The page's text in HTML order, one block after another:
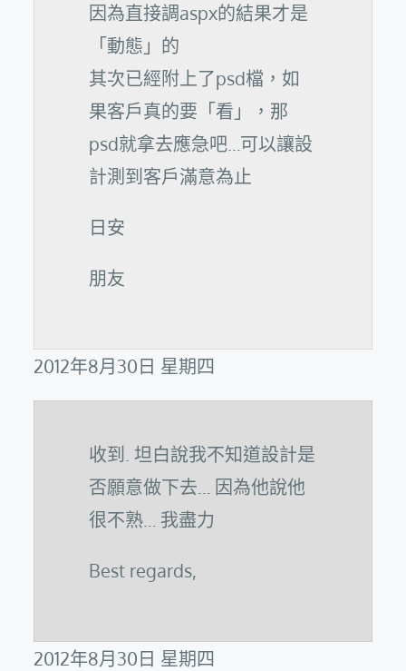
因為直接調aspx的結果才是
「動態」的
其次已經附上了psd檔，如
果客戶真的要「看」，那
psd就拿去應急吧…可以讓設
計測到客戶滿意為止
日安
朋友
2012年8月30日 星期四
收到. 坦白說我不知道設計是
否願意做下去… 因為他說他
很不熟… 我盡力
Best regards,
2012年8月30日 星期四